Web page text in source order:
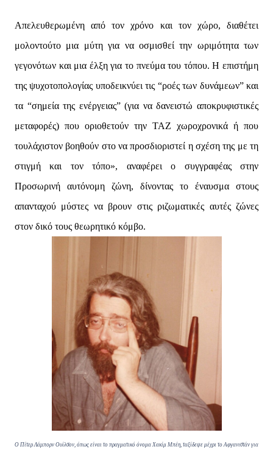
Απελευθερωμένη από τον χρόνο και τον χώρο, διαθέτει
μολοντούτο μια μύτη για να οσμισθεί την ωριμότητα των
γεγονότων και μια έλξη για το πνεύμα του τόπου. Η επιστήμη
της ψυχοτοπολογίας υποδεικνύει τις “ροές των δυνάμεων” και
τα “σημεία της ενέργειας” (για να δανειστώ αποκρυφιστικές
μεταφορές) που οριοθετούν την ΤΑΖ χωροχρονικά ή που
τουλάχιστον βοηθούν στο να προσδιοριστεί η σχέση της με τη
στιγμή και τον τόπο», αναφέρει ο συγγραφέας στην
Προσωρινή αυτόνομη ζώνη, δίνοντας το έναυσμα στους
απανταχού μύστες να βρουν στις ριζωματικές αυτές ζώνες
στον δικό τους θεωρητικό κόμβο.
O Πίτερ Λάμπορν Ουίλσον, όπως είναι το πραγματικό όνομα Χακίμ Μπέη, ταξίδεψε μέχρι το Αφγανιστάν για